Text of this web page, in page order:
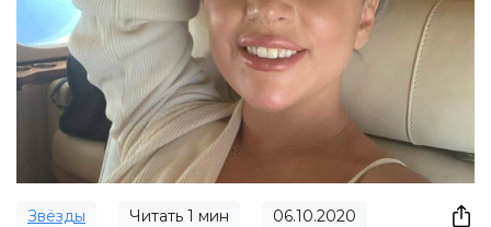
Звёзды Читать 1 мин 06.10.2020